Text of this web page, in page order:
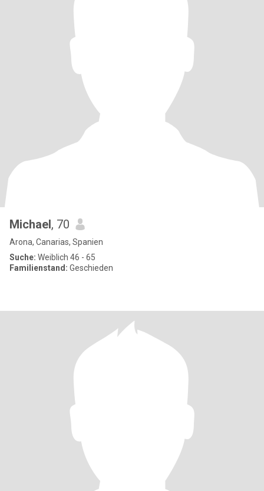
Michael, 70
Arona, Canarias, Spanien
Suche: Weiblich 46 - 65
Familienstand: Geschieden